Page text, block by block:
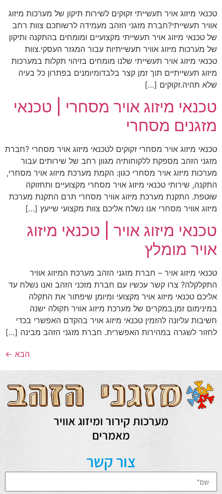
טכנאי מיזוג אויר תעשייתי זקוקים לשירות תיקון של מערכות מיזוג
אוויר תעשייתי?חברת מזגני הזהב מעמידה לרשותכם צוות רחב
של טכנאי מיזוג אויר תעשייתי מקצועיים ומומחים בהתקנה ותיקון
של מערכות מיזוג אוויר תעשייתיות עבור המגזר העסקי.צוות
טכנאי מיזוג אויר תעשייתי שלנו מומחים בזיהוי תקלות במערכות
מיזוג תעשייתיים תוך זמן קצר בלבדומיומנים בפתרון כל בעיה
שלא תהיה.זקוקים […]
טכנאי מיזוג אויר מסחרי | טכנאי
מזגנים מסחרי
טכנאי מיזוג אויר מסחרי זקוקים לטכנאי מיזוג אויר מסחרי ?חברת
מזגני הזהב מספקת ללקוחותיה מגוון רחב של שירותים עבור
מערכות מיזוג אויר מסחרי כגון: הקמת מערכת מיזוג אויר מסחרי,
התקנה, שירותי טכנאי מיזוג אויר מסחרי מקצועיים ותחזוקה
שוטפת. התקנת מערכת מיזוג אוויר מסחרי תרם התקנת מערכת
מיזוג אוויר מסחרי אנו נשלח אליכם צוות מקצועי שייעץ […]
טכנאי מיזוג אויר | טכנאי מיזוג
אויר מומלץ
טכנאי מיזוג אויר – חברת מזגני הזהב מערכת המיזוג אוויר
התקלקלה? צרו קשר עכשיו עם חברת מזכני הזהב ואנו נשלח עד
אליכם טכנאי מיזוג אויר מקצועי ומיומן שיפתור את התקלה
במינימום זמן.במקרים של מערכת מיזוג אוויר תקולה ישנה
חשיבות עליונה להזמין טכנאי מיזוג אויר בהקדם האפשרי בכדי
לחזור לשגרה במהירות האפשרית. חברת מזגני הזהב מבינה […]
הבא ←
מערכות קירור ומיזוג אוויר
מאמרים
צור קשר